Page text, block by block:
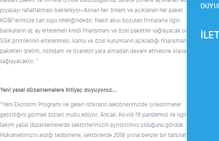
piyasayı rahatlatması bekleniyor.Alınan her önlem ve açıklanan her paket
KOBİ’lerimize can suyu niteliğindedir. Nakit akışı bozulan firmalarla ilgili
bankaların üç ay ertelemeli kredi finansmanı ve özel paketler sağlayacak olması,
SGK primlerinin ertelenmesi, kamu ve özel kurumların açıkladığı finansman destek
paketleri üretim, istihdam ve ticaretin yara almadan devam etmesine olanak
sağlayacaktır. ”
Yeni yasal düzenlemelere ihtiyaç duyuyoruz…
“Yeni Ekonomi Programı ile gelen istikrarın sektörlerimizde iyileştirmeler
getirdiğini görmek bizleri mutlu ediyor. Ancak, Kovid-19 pandemisi ile ilgili bir
takım yasal düzenlemelerde sektörlerimizin ayrıştırılmış olduğunu gördük.
Hükümetimizin aldığı tedbirlerle, sektörlerde 2018 yılına benzer bir tahsilat sorunu